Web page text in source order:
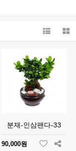
분재-인삼팬다-33
90,000원